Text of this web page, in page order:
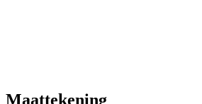
Maattekening